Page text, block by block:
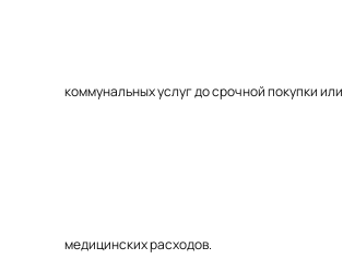
коммунальных услуг до срочной покупки или
медицинских расходов.